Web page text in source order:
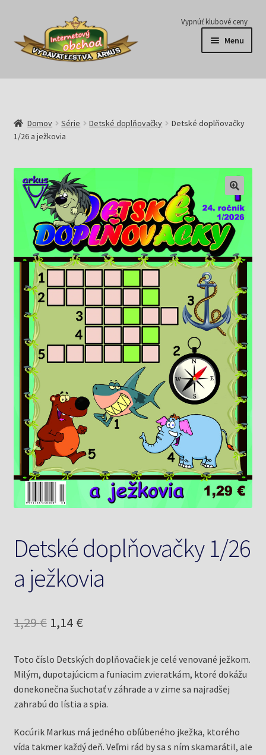
Preskočiť
navigáciu
Preskočiť
obsah
Vypnúť klubové ceny
Menu
Série
E-knihy
Predplatné
Pripravujeme
Pre školy
Knižný klub
Kontakt
Domov Série Detské doplňovačky
Detské doplňovačky
1/26 a ježkovia
Detské doplňovačky 1/26
a ježkovia
1,29€ Pôvodná
bola:
1,29 €.
1,14 €Aktuálna
je:
1,14 €.
Toto číslo Detských doplňovačiek je celé venované ježkom.
Milým, dupotajúcicm a funiacim zvieratkám, ktoré dokážu
donekonečna šuchotať v záhrade a v zime sa najradšej
zahrabú do lístia a spia.
Kocúrik Markus má jedného obľúbeného jkežka, ktorého
vída takmer každý deň. Veľmi rád by sa s ním skamarátil, ale